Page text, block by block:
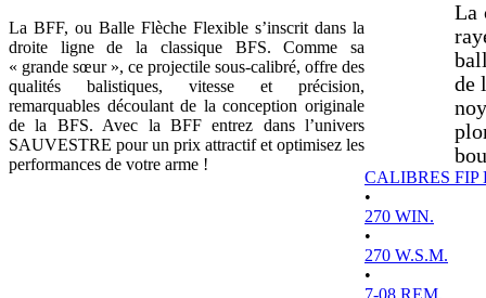
La BFF, ou Balle Flèche Flexible s’inscrit dans la
droite ligne de la classique BFS. Comme sa
« grande sœur », ce projectile sous-calibré, offre des
qualités balistiques, vitesse et précision,
remarquables découlant de la conception originale
de la BFS. Avec la BFF entrez dans l’univers
SAUVESTRE pour un prix attractif et optimisez les
performances de votre arme !
La
de
CALIBRES FIP
•
270 WIN.
•
270 W.S.M.
•
7-08 REM.